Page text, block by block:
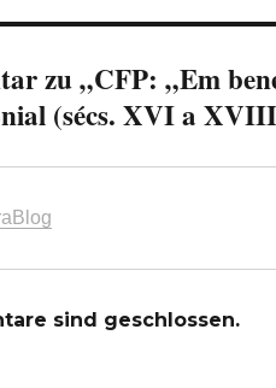
zu „CFP: „Em
(sécs. XVI a
sind geschlossen.